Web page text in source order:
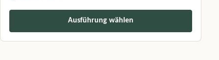
Ausführung wählen